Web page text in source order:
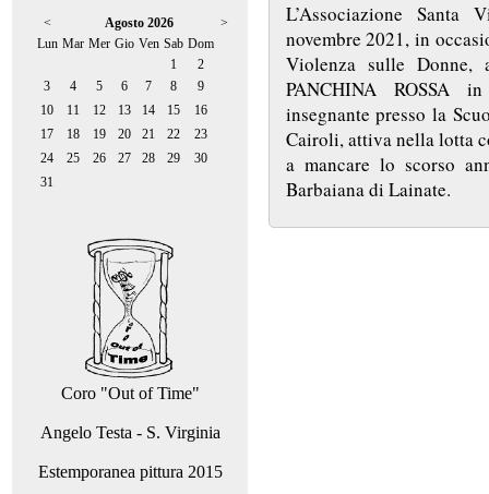
< Agosto 2026
>
Lun Mar Mer Gio Ven Sab Dom
1
2
3
4 5 6 7 8
9
10
11 12 13 14 15
16
17
18 19 20 21 22
23
24
25 26 27 28 29
30
31
Coro "Out of Time"
Angelo Testa - S. Virginia
Estemporanea pittura 2015
L’Associazione
novembre 2021, in
Violenza sulle Donne,
PANCHINA ROSSA
insegnante presso la
Cairoli, attiva nella lotta
a mancare lo scorso
Barbaiana di Lainate.